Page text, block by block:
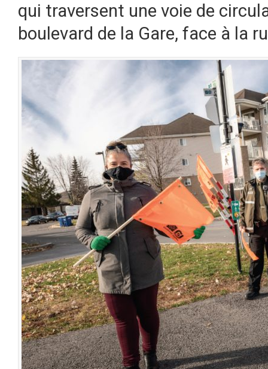
qui traversent une voie de
boulevard de la Gare, face à la